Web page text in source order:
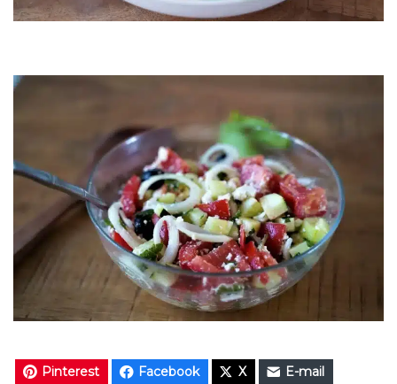
Pinterest Facebook X
E-mail